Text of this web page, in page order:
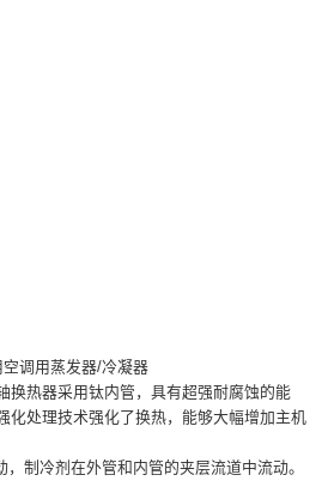
空调用蒸发器/冷凝器
换热器采用钛内管，具有超强耐腐蚀的能
化处理技术强化了换热，能够大幅增加主机
，制冷剂在外管和内管的夹层流道中流动。